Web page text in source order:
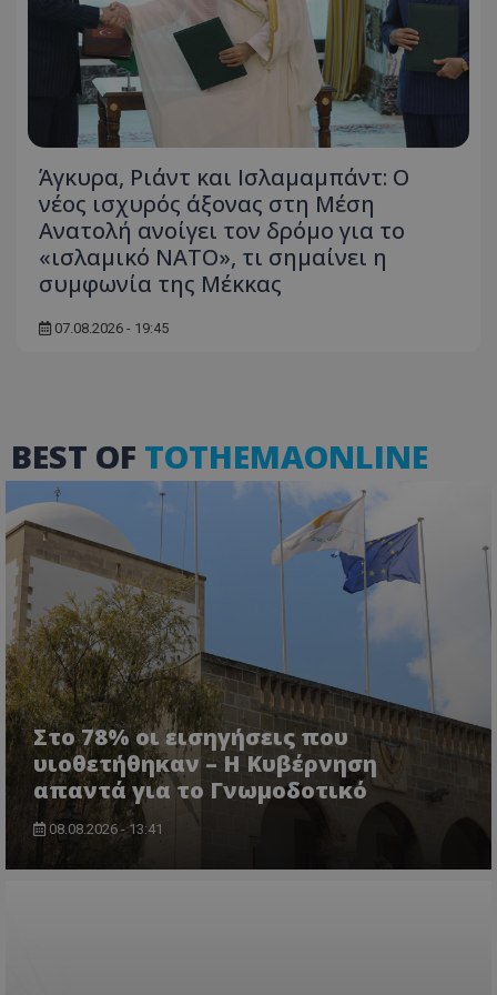
Άγκυρα, Ριάντ και Ισλαμαμπάντ: Ο
νέος ισχυρός άξονας στη Μέση
Ανατολή ανοίγει τον δρόμο για το
«ισλαμικό ΝΑΤΟ», τι σημαίνει η
συμφωνία της Μέκκας
07.08.2026 - 19:45
BEST OF TOTHEMAONLINE
Στο 78% οι εισηγήσεις που
υιοθετήθηκαν – Η Κυβέρνηση
απαντά για το Γνωμοδοτικό
08.08.2026 - 13:41
Ονοματεπώνυμο
Προμηθευτής/
Πεδίο
usprivacy
.lifenewscy.tothemaonline.com
ASP.NET_SessionId
VISITOR_PRIVACY_METADATA
YouTube